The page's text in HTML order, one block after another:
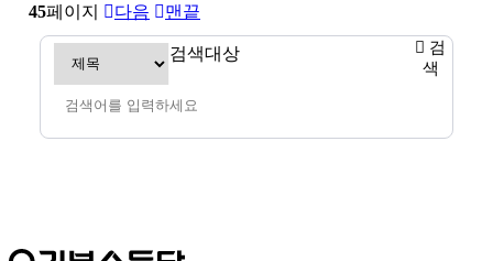
45페이지 다음 맨끝
검색대상
검
색